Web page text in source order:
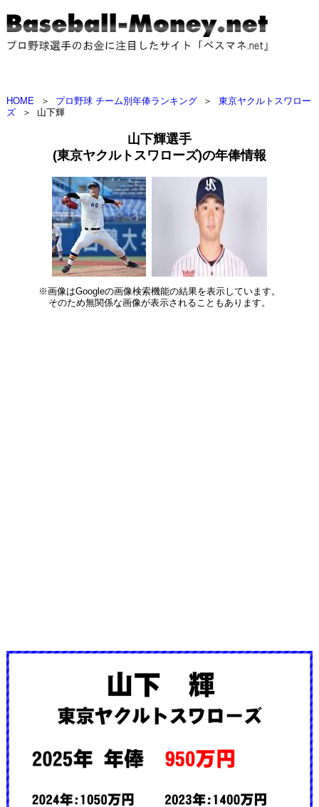
HOME ＞ プロ野球 チーム別年俸ランキング ＞
東京ヤクルトスワロー
ズ
＞ 山下輝
山下輝選手
(東京ヤクルトスワローズ)の年俸情報
※画像はGoogleの画像検索機能の結果を表示しています。
そのため無関係な画像が表示されることもあります。